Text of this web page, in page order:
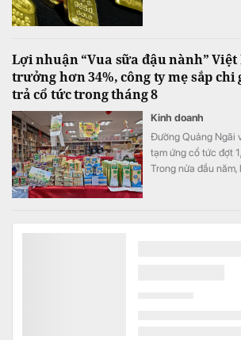
Lợi nhuận “Vua sữa đậu nành” Việt
trưởng hơn 34%, công ty mẹ sắp chi
trả cổ tức trong tháng 8
Kinh doanh
Đường Quảng Ngãi
tạm ứng cổ tức đợt
Trong nửa đầu